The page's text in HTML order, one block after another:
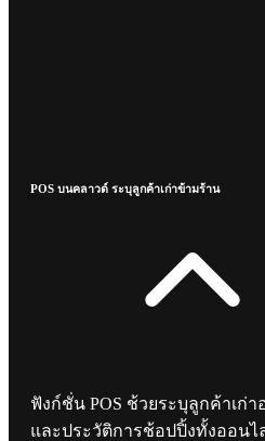
POS บนคลาวด์ ระบุลูกค้าเก่าข้ามร้าน
ฟังก์ชั่น POS ช้วยระบุลูกค้าเก่
และประวัติการช้อปปิ้งทั้งออนไ